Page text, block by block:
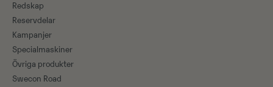
Redskap
Reservdelar
Kampanjer
Specialmaskiner
Övriga produkter
Swecon Road